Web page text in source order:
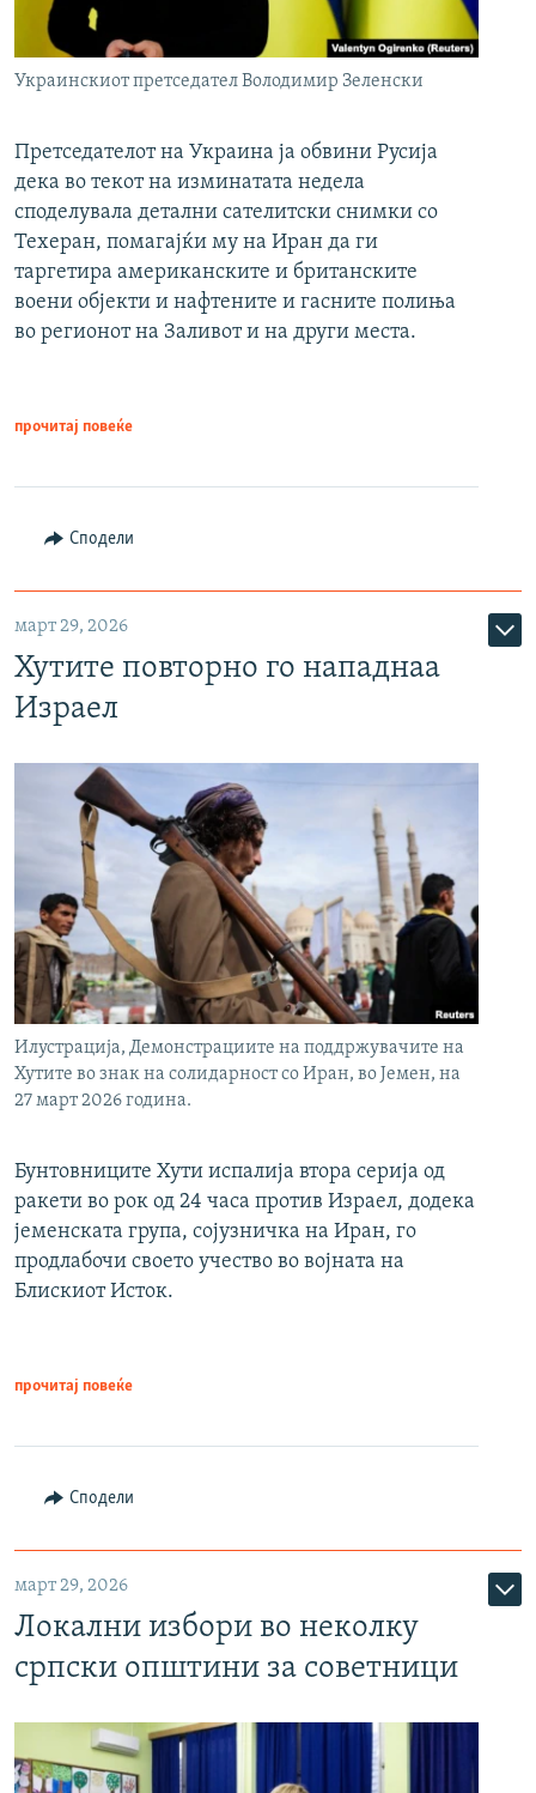
Украинскиот претседател Володимир Зеленски
Претседателот на Украина ја обвини Русија
дека во текот на изминатата недела
споделувала детални сателитски снимки со
Техеран, помагајќи му на Иран да ги
таргетира американските и британските
воени објекти и нафтените и гасните полиња
во регионот на Заливот и на други места.
прочитај повеќе
Сподели
март 29, 2026
Хутите повторно го нападнаа
Израел
Илустрација, Демонстрациите на поддржувачите на
Хутите во знак на солидарност со Иран, во Јемен, на
27 март 2026 година.
Бунтовниците Хути испалија втора серија од
ракети во рок од 24 часа против Израел, додека
јеменската група, сојузничка на Иран, го
продлабочи своето учество во војната на
Блискиот Исток.
прочитај повеќе
Сподели
март 29, 2026
Локални избори во неколку
српски општини за советници